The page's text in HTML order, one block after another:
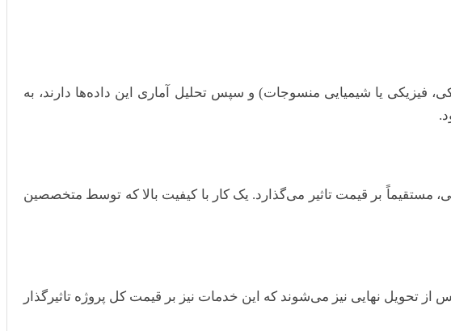
فیزیکی یا شیمیایی منسوجات) و سپس تحلیل آماری این داده‌ها دارند، به
مستقیماً بر قیمت تاثیر می‌گذارد. یک کار با کیفیت بالا که توسط متخصصین
تحویل نهایی نیز می‌شوند که این خدمات نیز بر قیمت کل پروژه تاثیرگذار